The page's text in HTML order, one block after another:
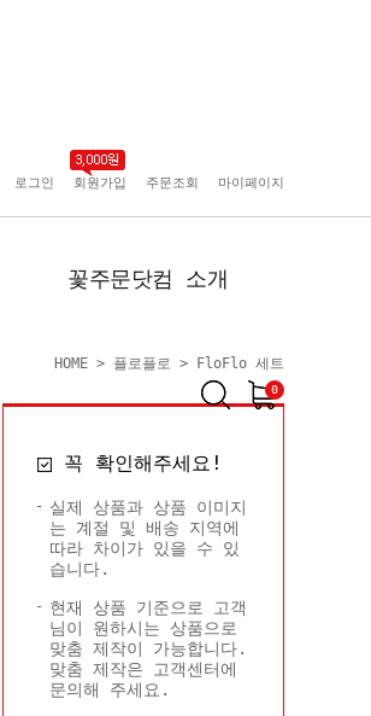
로그인 회원가입 주문조회 마이페이지
꽃주문닷컴 소개
0
회사 연혁
플로플로소개
회원사 현황
콜롬비아현황
HOME > 플로플로 > FloFlo 세트
꼭 확인해주세요!
실제 상품과 상품 이미지
는 계절 및 배송 지역에
따라 차이가 있을 수 있
습니다.
현재 상품 기준으로 고객
님이 원하시는 상품으로
맞춤 제작이 가능합니다.
맞춤 제작은 고객센터에
문의해 주세요.